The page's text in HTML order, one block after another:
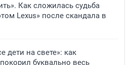
Как сложилась судьба
Lexus» после скандала в
дети на свете»: как
буквально весь